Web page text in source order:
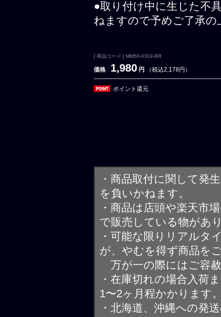
●取り付け中に生じた不
ねますので予めご了承
[ 商品コード ] MM50-0319-BR
価格 1,980 円 （税込2,178円）
ポイント還元
・商品取付に関して発
を負いかねます。
・商品は店頭や楽天市
で販売している物があ
・可能な限りリアルタ
が、やむを得ず商品を
万が一の際にはご容
・在庫切れの場合入荷
1〜2ヶ月程かかります
・北海道、沖縄への発